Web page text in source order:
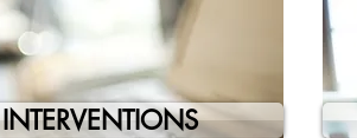
INTERVENTIONS